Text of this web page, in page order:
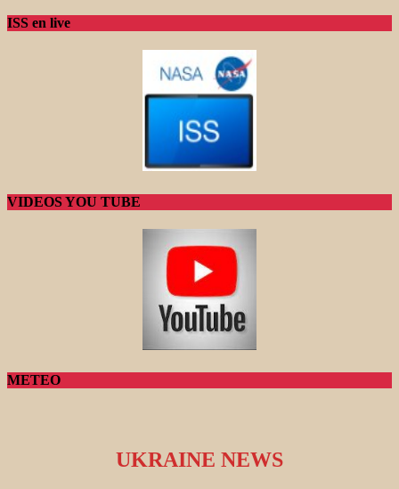
ISS en live
VIDEOS YOU TUBE
METEO
UKRAINE NEWS